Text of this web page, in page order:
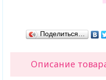
Поделиться…
Описание